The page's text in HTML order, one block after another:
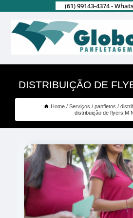
(61) 99143-4374 -
DISTRIBUIÇÃO DE
Home Serviços panfletos
distribuição de flyers M